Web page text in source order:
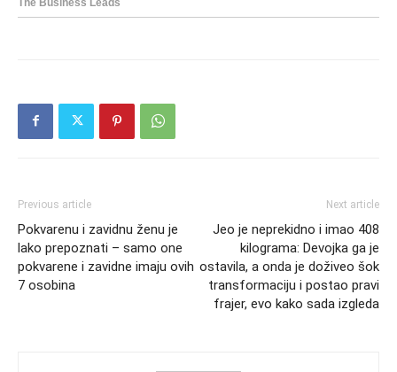
Previous article
Pokvarenu i zavidnu ženu je
lako prepoznati – samo one
pokvarene i zavidne imaju ovih
7 osobina
Next article
Jeo je neprekidno i imao 408
kilograma: Devojka ga je
ostavila, a onda je doživeo šok
transformaciju i postao pravi
frajer, evo kako sada izgleda